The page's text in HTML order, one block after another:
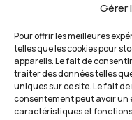
Gérer
Pour offrir les meilleures
telles que les cookies pour
appareils. Le fait de
traiter des données telles
uniques sur ce site. Le fait
consentement peut avoir
caractéristiques et
K
KDevenir Modèle
Kblog
KMon compte
Informations
KMentions légales